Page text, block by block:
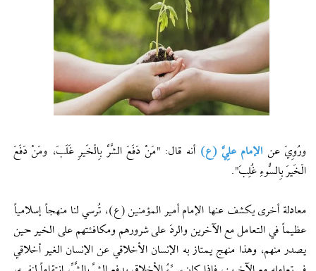
ورُوِيَ عن الإمام علِيَّ (ع) أنه قال: "مَنْ دَفَعَ الشَّرَّ بِالْخَيرِ غَلَبَ، ومَنْ دَفَعَ
الْخَيرَ بِالسُّوءِ غُلِبَ".
معادلة أخرى يكشف عنها الإمام أمير المؤمنين (ع)، تُرسي لنا منهجاً إسلامياً
عظيماً في التعامل مع الآخرين والردَ على شرورهم ومكافئتهم على الخير حين
يصدر منهم، وهذا منهج يمتاز به الإنسان الأخلاقي عن الإنسان الغير أخلاقي